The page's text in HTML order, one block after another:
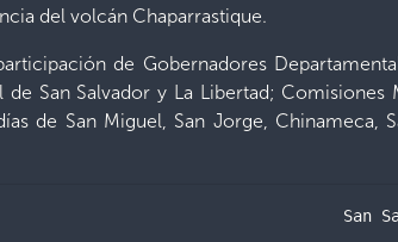
del volcán Chaparrastique.
de Gobernadores
San Salvador y La Libertad; Comisiones
de San Miguel, San Jorge,
San